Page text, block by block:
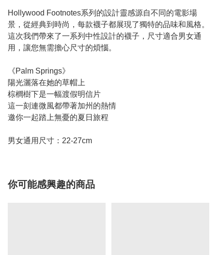
Hollywood Footnotes系列的設計靈感源自不同的電影場
景，從經典到時尚，每款襪子都展現了獨特的品味和風格。
這次我們帶來了一系列中性設計的襪子，尺寸適合男女通
用，讓您無需擔心尺寸的煩惱。
《Palm Springs》
陽光灑落在她的草帽上
棕櫚樹下是一幅渡假明信片
這一刻連微風都帶著加州的熱情
邀你一起踏上無憂的夏日旅程
男女通用尺寸：22-27cm
你可能感興趣的商品